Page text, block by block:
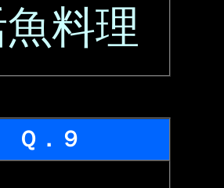
料理
Ｑ．９